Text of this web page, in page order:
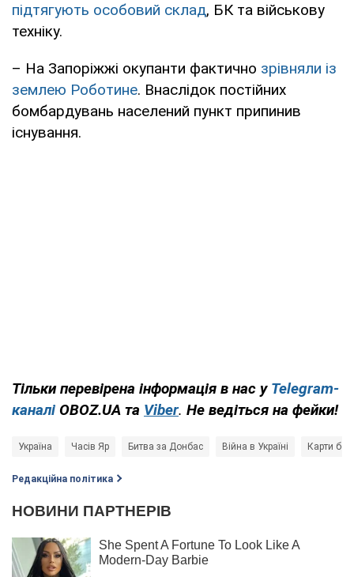
підтягують особовий склад, БК та військову
техніку.
– На Запоріжжі окупанти фактично зрівняли із
землею Роботине. Внаслідок постійних
бомбардувань населений пункт припинив
існування.
Тільки перевірена інформація в нас у Telegram-
каналі OBOZ.UA та Viber. Не ведіться на фейки!
Україна Часів Яр Битва за Донбас Війна в Україні Карти
Редакційна політика